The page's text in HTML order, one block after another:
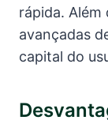
rápida.
avançadas
capital do